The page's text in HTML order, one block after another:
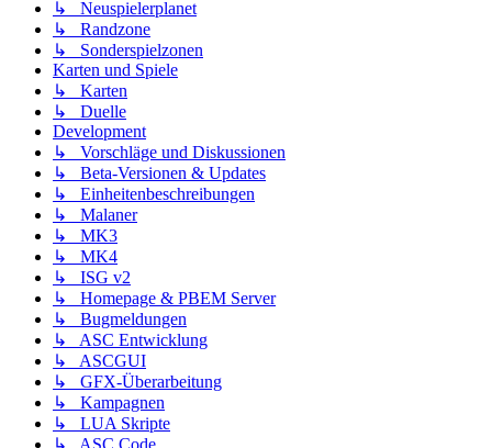
↳ Neuspielerplanet
↳ Randzone
↳ Sonderspielzonen
Karten und Spiele
↳ Karten
↳ Duelle
Development
↳ Vorschläge und Diskussionen
↳ Beta-Versionen & Updates
↳ Einheitenbeschreibungen
↳ Malaner
↳ MK3
↳ MK4
↳ ISG v2
↳ Homepage & PBEM Server
↳ Bugmeldungen
↳ ASC Entwicklung
↳ ASCGUI
↳ GFX-Überarbeitung
↳ Kampagnen
↳ LUA Skripte